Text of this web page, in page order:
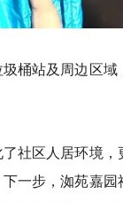
桶站及周边区
社区人居环境
一步，洳苑嘉